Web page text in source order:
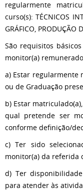
regularmente
curso(s): TÉCNICOS
GRÁFICO, PRODUÇÃO
São requisitos
monitor(a)
a) Estar regularmente
ou de Graduação
b) Estar
qual pretende ser
conforme definição/
c) Ter sido
monitor(a) da referida
d) Ter
para atender às